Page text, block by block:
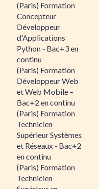
(Paris) Formation
Concepteur
Développeur
d'Applications
Python - Bac+3 en
continu
(Paris) Formation
Développeur Web
et Web Mobile –
Bac+2 en continu
(Paris) Formation
Technicien
Supérieur Systèmes
et Réseaux - Bac+2
en continu
(Paris) Formation
Technicien